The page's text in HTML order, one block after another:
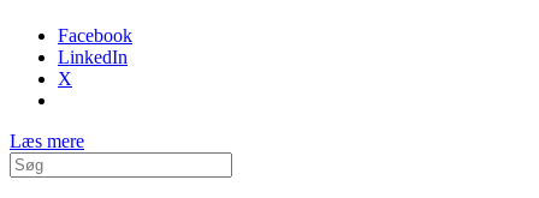
Facebook
LinkedIn
X
Læs mere
Søg
efter: